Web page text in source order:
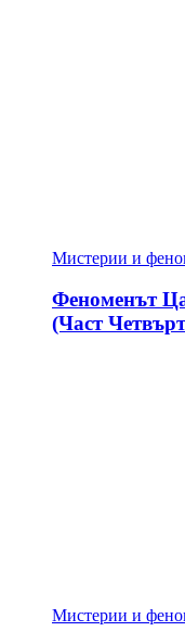
Мистерии и
Феноменът
(Част
Мистерии и